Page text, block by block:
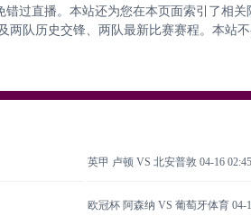
错过直播。本站还为您在本页面索引了相关
两队历史交锋、两队最新比赛赛程。本站不
英甲 卢顿 VS 北安普敦04-16 02:45
欧冠杯 阿森纳 VS 葡萄牙体育04-